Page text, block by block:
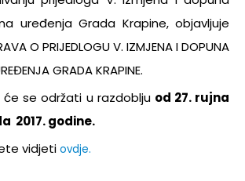
uređenja Grada Krapine, objavljuje
O PRIJEDLOGU V. IZMJENA I DOPUNA
GRADA KRAPINE.
se održati u razdoblju od 27. rujna
2017. godine.
vidjeti ovdje.